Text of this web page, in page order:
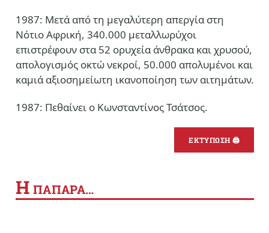
1987: Μετά από τη μεγαλύτερη απεργία στη
Νότιο Αφρική, 340.000 μεταλλωρύχοι
επιστρέφουν στα 52 ορυχεία άνθρακα και χρυσού,
απολογισμός οκτώ νεκροί, 50.000 απολυμένοι και
καμιά αξιοσημείωτη ικανοποίηση των αιτημάτων.
1987: Πεθαίνει ο Κωνσταντίνος Τσάτσος.
ΕΚΤΥΠΩΣΗ 🖨
Η ΠΑΠΑΡΑ…